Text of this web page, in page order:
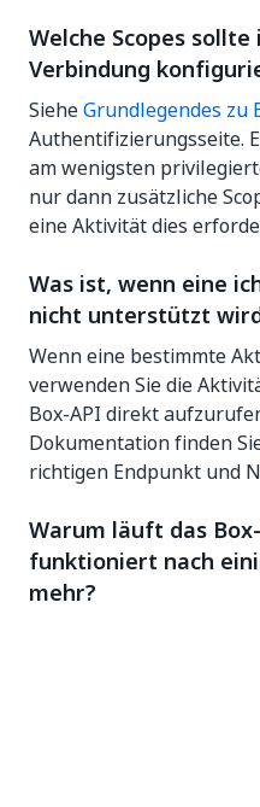
Welche Scopes
Verbindung
SieheGrundlegendes zu
Authentifizierungsseite.
am wenigsten
nur dann zusätzliche
eine Aktivität dies
Was ist, wenn eine
nicht unterstützt
Wenn eine bestimmte
verwenden Sie die
Box-API direkt
Dokumentation finden
richtigen Endpunkt und
Warum läuft das
funktioniert nach
mehr?